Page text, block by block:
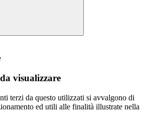
visualizzare
terzi da questo utilizzati si avvalgono di
ed utili alle finalità illustrate nella